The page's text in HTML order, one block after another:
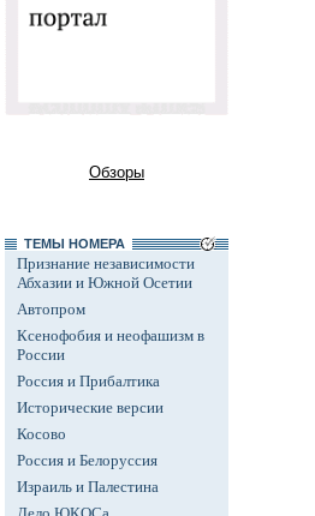
Обзоры
ТЕМЫ НОМЕРА
Признание независимости
Абхазии и Южной Осетии
Автопром
Ксенофобия и неофашизм в
России
Россия и Прибалтика
Исторические версии
Косово
Россия и Белоруссия
Израиль и Палестина